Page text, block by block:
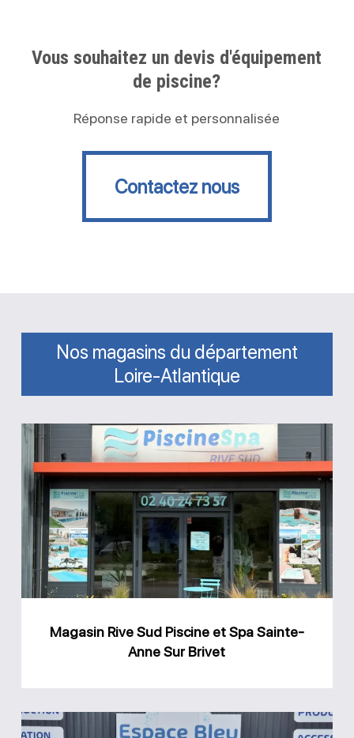
Vous souhaitez un devis d'équipement
de piscine?
Réponse rapide et personnalisée
Contactez nous
Contactez nous
Nos magasins du département
Loire-Atlantique
Magasin
Rive
Sud
Piscine
et
Spa
Sainte-
Sur
Magasin Rive Sud Piscine et Spa Sainte-
Anne Sur Brivet
Magasin